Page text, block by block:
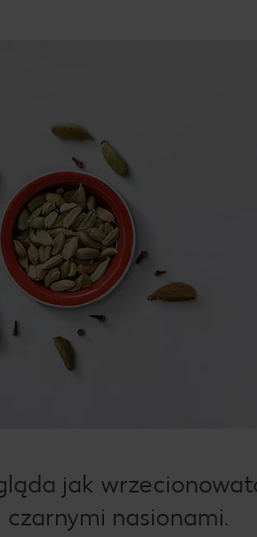
jak
nasionami.